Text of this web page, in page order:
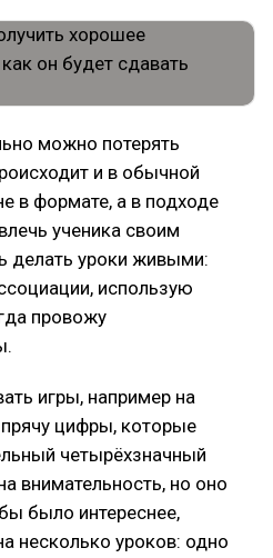
можно потерять
и в обычной
в формате, а в подходе
ученика своим
делать уроки живыми:
использую
провожу
игры, например на
цифры, которые
четырёхзначный
внимательность, но оно
было интереснее,
несколько уроков: одно